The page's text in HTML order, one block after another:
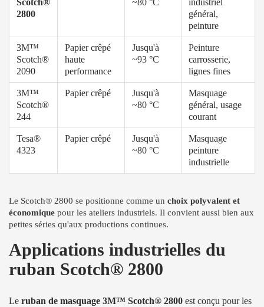
Scotch®
2800
~80 °C
industriel
général,
peinture
3M™
Scotch®
2090
Papier crêpé
haute
performance
Jusqu'à
~93 °C
Peinture
carrosserie,
lignes fines
3M™
Scotch®
244
Papier crêpé
Jusqu'à
~80 °C
Masquage
général, usage
courant
Tesa®
4323
Papier crêpé
Jusqu'à
~80 °C
Masquage
peinture
industrielle
Le Scotch® 2800 se positionne comme un choix polyvalent et
économique pour les ateliers industriels. Il convient aussi bien aux
petites séries qu'aux productions continues.
Applications industrielles du
ruban Scotch® 2800
Le ruban de masquage 3M™ Scotch® 2800 est conçu pour les